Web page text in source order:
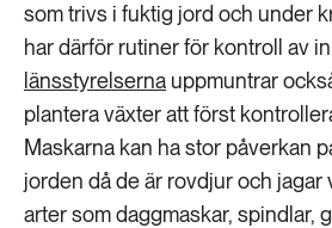
som trivs i fuktig jord och under
har därför rutiner för kontroll av
länsstyrelserna uppmuntrar
plantera växter att först
Maskarna kan ha stor påverkan
jorden då de är rovdjur och jagar
arter som daggmaskar, spindlar,